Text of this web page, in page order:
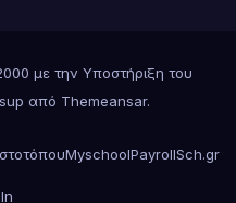
με την Υποστήριξη του
από Themeansar.
MyschoolPayrollSch.gr